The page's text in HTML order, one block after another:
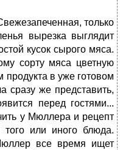
только
вырезка выглядит
кусок сырого мяса.
сорту мяса цветную
в уже готовом
сразу же представить,
перед гостями...
у Мюллера и рецепт
того или иного блюда.
все время ищет